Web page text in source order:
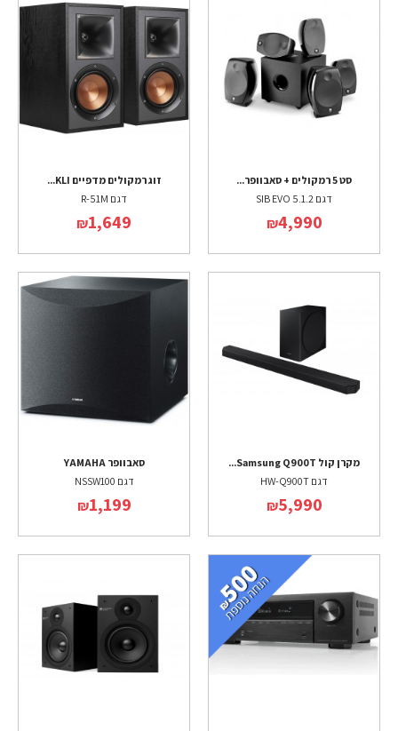
סט 5 רמקולים + סאבוופר...
דגם SIB EVO 5.1.2
₪4,990
זוג רמקולים מדפיים KLI...
דגם R-51M
₪1,649
מקרן קול Samsung Q900T...
דגם HW-Q900T
₪5,990
סאבוופר YAMAHA
דגם NSSW100
₪1,199